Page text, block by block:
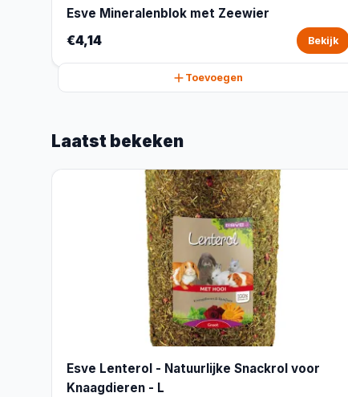
Esve Mineralenblok met Zeewier
€4,14 Bekijk
Toevoegen
Laatst bekeken
Esve Lenterol - Natuurlijke Snackrol voor
Knaagdieren - L